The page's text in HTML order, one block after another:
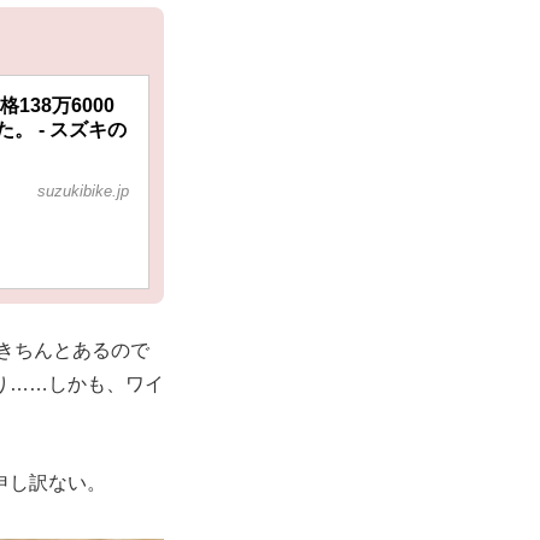
138万6000
。 - スズキの
suzukibike.jp
ちんとあるので
……しかも、ワイ
訳ない。